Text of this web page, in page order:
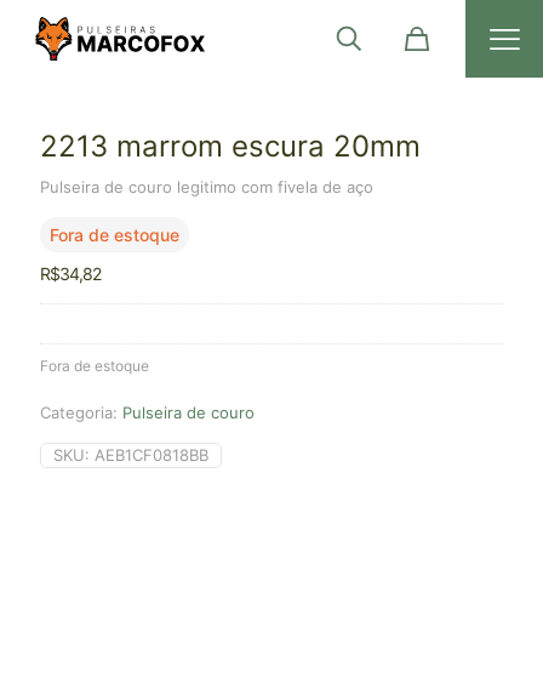
2213 marrom escura 20mm
Pulseira de couro legitimo com fivela de aço
Fora de estoque
R$34,82
Fora de estoque
Categoria: Pulseira de couro
SKU: AEB1CF0818BB